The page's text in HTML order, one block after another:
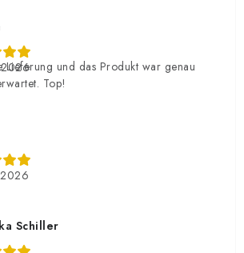
Lieferung und das Produkt war genau
Top!
Schiller